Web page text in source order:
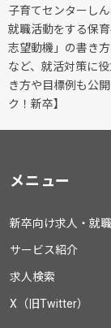
子育てセンターし
就職活動をする保
志望動機」の書き
など、就活対策に
き方や目標例も公
ク！新卒】
メニュー
新卒向け求人・就
サービス紹介
求人検索
X（旧Twitter）